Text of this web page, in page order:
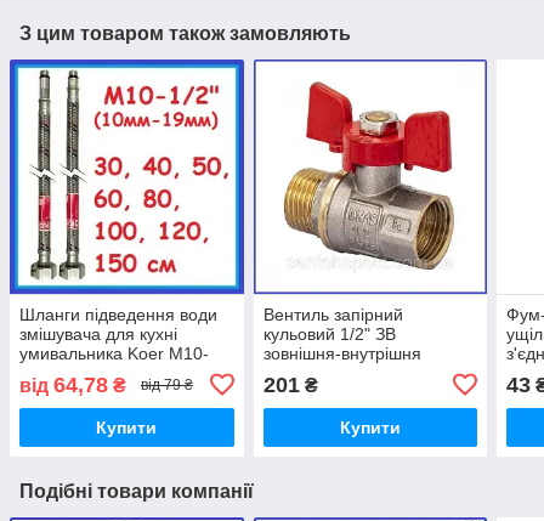
З цим товаром також замовляють
Шланги підведення води
змішувача для кухні
умивальника Koer M10-
1/2"В довжина 40 50 60 80
100 120 150 см
від 64,78 ₴ від 79 ₴
Купити
Вентиль запірний
кульовий 1/2" ЗВ
зовнішня-внутрішня
"метелик" латунний для
змішувача бойлера Чехія
201₴
Купити
Фум-
43
Подібні товари компанії